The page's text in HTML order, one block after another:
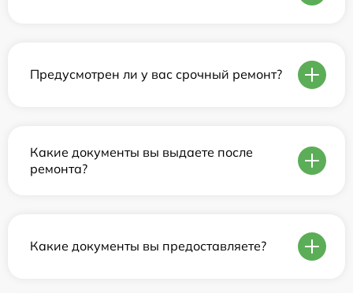
Предусмотрен ли у вас срочный ремонт?
Какие документы вы выдаете после
ремонта?
Какие документы вы предоставляете?